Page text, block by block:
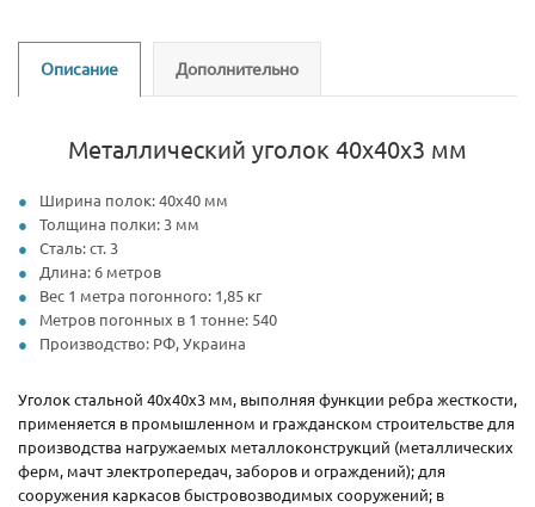
Описание Дополнительно
Металлический уголок 40х40х3 мм
Ширина полок: 40х40 мм
Толщина полки: 3 мм
Сталь: ст. 3
Длина: 6 метров
Вес 1 метра погонного: 1,85 кг
Метров погонных в 1 тонне: 540
Производство: РФ, Украина
Уголок стальной 40х40х3 мм, выполняя функции ребра жесткости,
применяется в промышленном и гражданском строительстве для
производства нагружаемых металлоконструкций (металлических
ферм, мачт электропередач, заборов и ограждений); для
сооружения каркасов быстровозводимых сооружений; в